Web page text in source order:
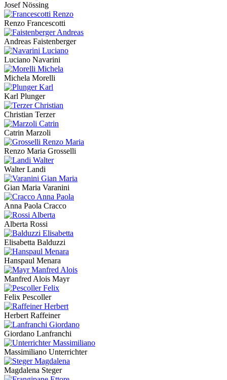
Josef Nössing
Renzo Francescotti
Andreas Faistenberger
Luciano Navarini
Michela Morelli
Karl Plunger
Christian Terzer
Catrin Marzoli
Renzo Maria Grosselli
Walter Landi
Gian Maria Varanini
Anna Paola Cracco
Alberta Rossi
Elisabetta Balduzzi
Hanspaul Menara
Manfred Alois Mayr
Felix Pescoller
Herbert Raffeiner
Giordano Lanfranchi
Massimiliano Unterrichter
Magdalena Steger